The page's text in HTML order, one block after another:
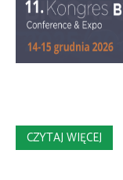
CZYTAJ WIĘCEJ